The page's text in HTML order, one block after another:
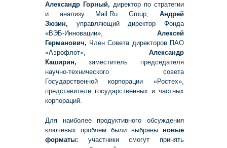
Александр Горный, директор по стратегии
и анализу Mail.Ru Group, Андрей
Зюзин, управляющий директор Фонда
«ВЭБ-Инновации», Алексей
Германович, Член Совета директоров ПАО
«Аэрофлот», Александр
Каширин, заместитель председателя
научно-технического совета
Государственной корпорации «Ростех»,
представители государственных и частных
корпораций.
Для наиболее продуктивного обсуждения
ключевых проблем были выбраны новые
форматы: участники смогут принять